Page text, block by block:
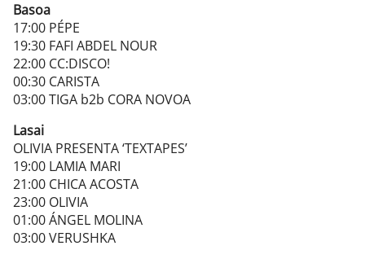
Basoa
17:00 PÉPE
19:30 FAFI ABDEL NOUR
22:00 CC:DISCO!
00:30 CARISTA
03:00 TIGA b2b CORA NOVOA
Lasai
OLIVIA PRESENTA ‘TEXTAPES’
19:00 LAMIA MARI
21:00 CHICA ACOSTA
23:00 OLIVIA
01:00 ÁNGEL MOLINA
03:00 VERUSHKA